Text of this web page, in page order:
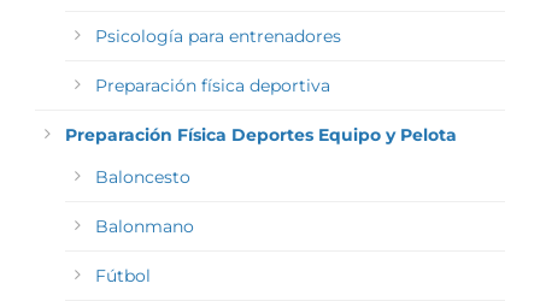
Psicología para entrenadores
Preparación física deportiva
Preparación Física Deportes Equipo y Pelota
Baloncesto
Balonmano
Fútbol